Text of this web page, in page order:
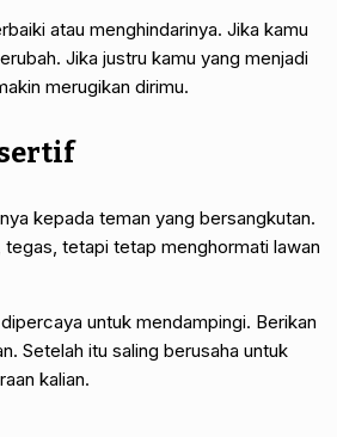
atau menghindarinya. Jika kamu
Jika justru kamu yang menjadi
merugikan dirimu.
kepada teman yang bersangkutan.
tetapi tetap menghormati lawan
untuk mendampingi. Berikan
Setelah itu saling berusaha untuk
kalian.